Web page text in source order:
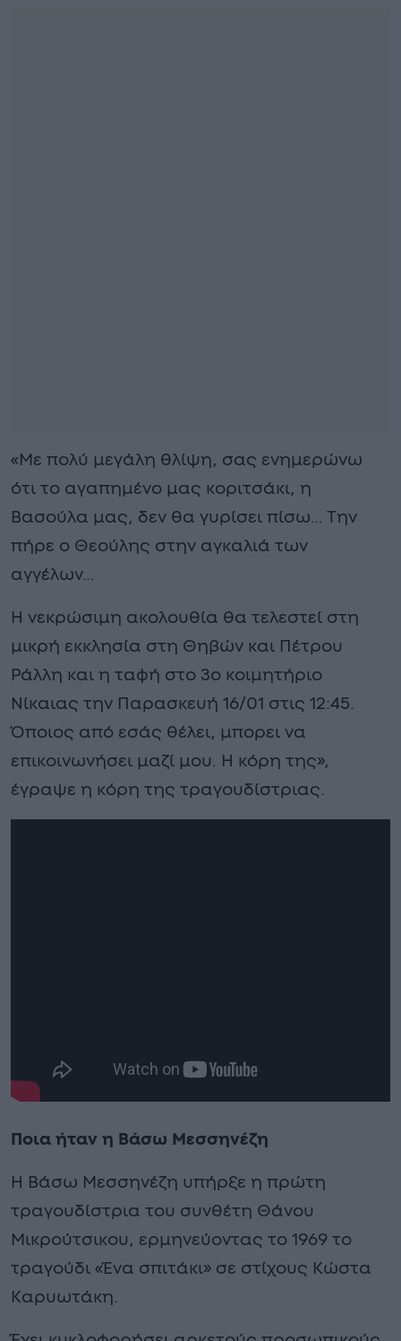
«Με πολύ μεγάλη θλίψη, σας ενημερώνω
ότι το αγαπημένο μας κοριτσάκι, η
Βασούλα μας, δεν θα γυρίσει πίσω… Την
πήρε ο Θεούλης στην αγκαλιά των
αγγέλων…
Η νεκρώσιμη ακολουθία θα τελεστεί στη
μικρή εκκλησία στη Θηβών και Πέτρου
Ράλλη και η ταφή στο 3ο κοιμητήριο
Νίκαιας την Παρασκευή 16/01 στις 12:45.
Όποιος από εσάς θέλει, μπορει να
επικοινωνήσει μαζί μου. Η κόρη της»,
έγραψε η κόρη της τραγουδίστριας.
Ποια ήταν η Βάσω Μεσσηνέζη
Η Βάσω Μεσσηνέζη υπήρξε η πρώτη
τραγουδίστρια του συνθέτη Θάνου
Μικρούτσικου, ερμηνεύοντας το 1969 το
τραγούδι «Ένα σπιτάκι» σε στίχους Κώστα
Καρυωτάκη.